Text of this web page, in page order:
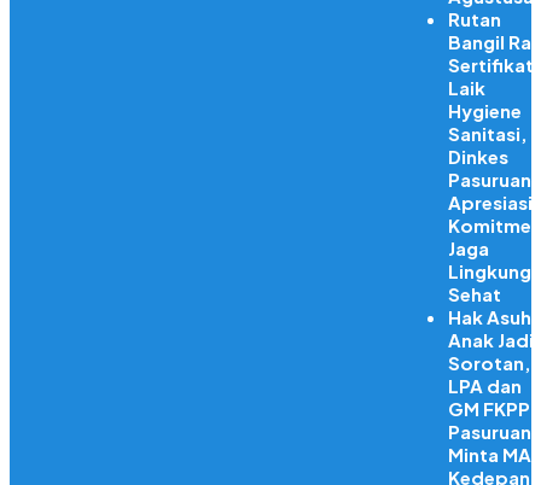
Rutan
Bangil
Sertifikat
Laik
Hygiene
Sanitasi,
Dinkes
Pasuruan
Apresiasi
Komitmen
Jaga
Sehat
Hak Asuh
Anak Jadi
Sorotan,
LPA dan
GM FKPPI
Pasuruan
Minta MA